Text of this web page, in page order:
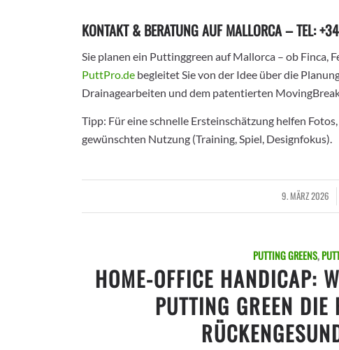
KONTAKT & BERATUNG AUF MALLORCA – TEL:
Sie planen ein Puttinggreen auf Mallorca – ob Finca,
PuttPro.de begleitet Sie von der Idee über die
Drainagearbeiten und dem patentierten
Tipp: Für eine schnelle Ersteinschätzung helfen
gewünschten Nutzung (Training, Spiel, Designfokus).
9. MÄRZ 2026
/
PUTTING GREENS,
HOME-OFFICE HANDICAP:
PUTTING GREEN